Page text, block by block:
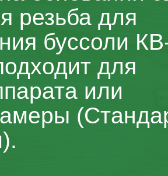
резьба для
буссоли
для
или